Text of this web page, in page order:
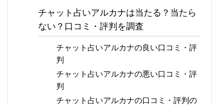
チャット占いアルカナは当たる？当たら
ない？口コミ・評判を調査
チャット占いアルカナの良い口コミ・評
判
チャット占いアルカナの悪い口コミ・評
判
チャット占いアルカナの口コミ・評判の